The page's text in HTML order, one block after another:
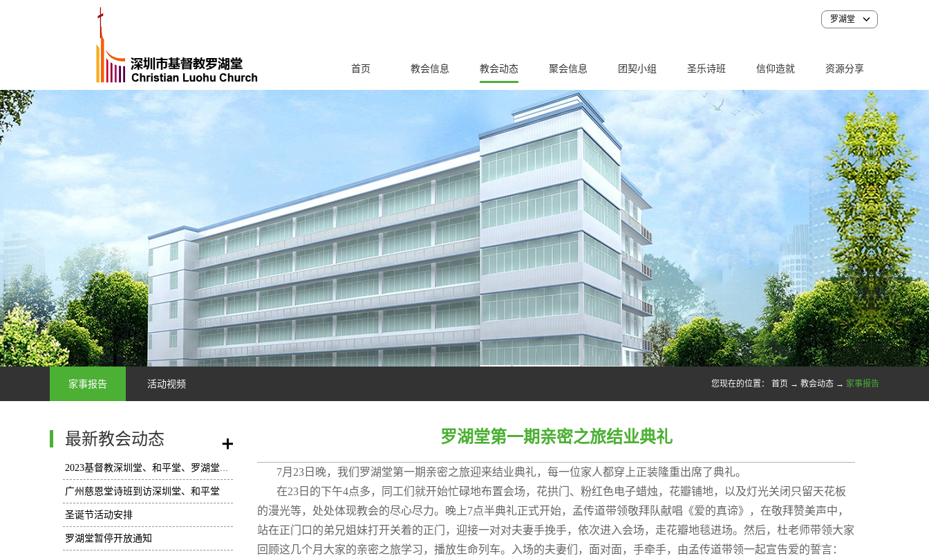
罗湖堂
首页 教会信息 教会动态 聚会信息 团契小组 圣乐诗班 信仰造就 资源分享
家事报告 活动视频 您现在的位置： 首页 → 教会动态 → 家事报告
最新教会动态
2023基督教深圳堂、和平堂、罗湖堂圣诞节活动安排
广州慈恩堂诗班到访深圳堂、和平堂
圣诞节活动安排
罗湖堂暂停开放通知
罗湖堂第一期亲密之旅结业典礼
7月23日晚，我们罗湖堂第一期亲密之旅迎来结业典礼，每一位家人都穿上正装隆重出席了典礼。
在23日的下午4点多，同工们就开始忙碌地布置会场，花拱门、粉红色电子蜡烛，花瓣铺地，以及灯光关闭只留天花板
的漫光等，处处体现教会的尽心尽力。晚上7点半典礼正式开始，孟传道带领敬拜队献唱《爱的真谛》，在敬拜赞美声中，
站在正门口的弟兄姐妹打开关着的正门，迎接一对对夫妻手挽手，依次进入会场，走花瓣地毯进场。然后，杜老师带领大家
回顾这几个月大家的亲密之旅学习，播放生命列车。入场的夫妻们，面对面，手牵手，由孟传道带领一起宣告爱的誓言：